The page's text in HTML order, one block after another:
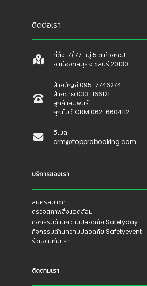
ติดต่อเรา
ที่ตั้ง: 7/77 หมู่ 5 ต.ห้วยกะปิ
อ.เมืองชลบุรี จ.ชลบุรี 20130
ฝ่ายบัญชี 095-7746274
ฝ่ายขาย 033-166121
ลูกค้าสัมพันธ์
คุณโบว์ CRM 062-6604112
อีเมล:
crm@topprobooking.com
บริการของเรา
สมัครสมาชิก
ตรวจสภาพสิ่งแวดล้อม
กิจกรรมด้านความปลอดภัย Safetyday
กิจกรรมด้านความปลอดภัย Safetyevent
ร่วมงานกับเรา
ติดตามเรา